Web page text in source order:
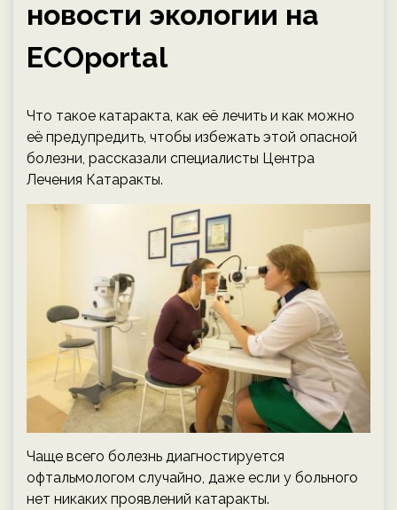
новости экологии на
ECOportal
Что такое катаракта, как её лечить и как можно
её предупредить, чтобы избежать этой опасной
болезни, рассказали специалисты Центра
Лечения Катаракты.
Чаще всего болезнь диагностируется
офтальмологом случайно, даже если у больного
нет никаких проявлений катаракты.